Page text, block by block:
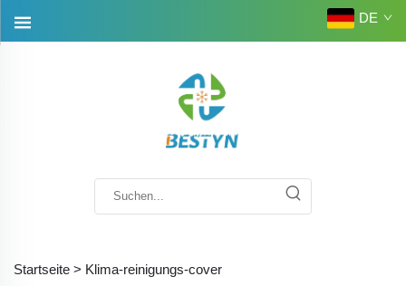
DE
Startseite > Klima-reinigungs-cover